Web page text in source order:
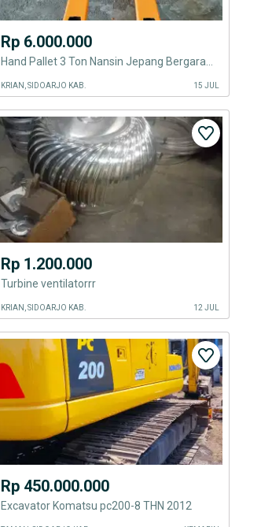
Rp 6.000.000
KRIAN, SIDOARJO KAB. 15 JUL
Rp 1.200.000
Turbine ventilatorrr
KRIAN, SIDOARJO KAB. 12 JUL
Rp 450.000.000
Excavator Komatsu pc200-8 THN 2012